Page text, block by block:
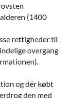
(1400
rettigheder til
overgang
og dér købt
den med